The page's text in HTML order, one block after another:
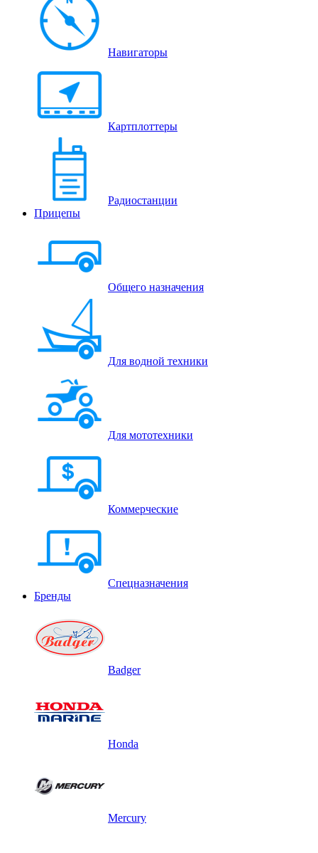
Навигаторы
Картплоттеры
Радиостанции
Прицепы
Общего назначения
Для водной техники
Для мототехники
Коммерческие
Спецназначения
Бренды
Badger
Honda
Mercury